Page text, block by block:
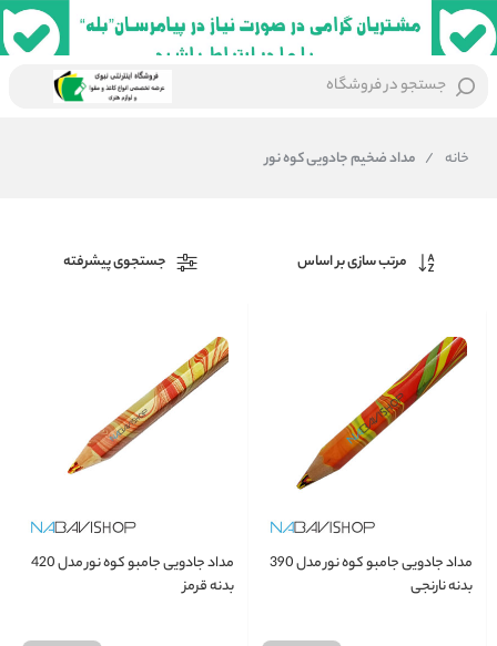
جستجو در فروشگاه
خانه / مداد ضخیم جادویی کوه نور
مرتب سازی بر اساس جستجوی پیشرفته
مداد جادویی جامبو کوه نور مدل 390
بدنه نارنجی
مداد جادویی جامبو کوه نور مدل 420
بدنه قرمز